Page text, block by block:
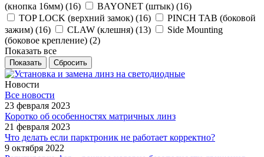
(кнопка 16мм) (16) BAYONET (штык) (16)
TOP LOCK (верхний замок) (16)
PINCH TAB (боковой
зажим) (16) CLAW (клешня) (13)
Side Mounting
(боковое крепление) (2)
Показать все
Сбросить
Новости
Все новости
23 февраля 2023
Коротко об особенностях матричных линз
21 февраля 2023
Что делать если парктроник не работает корректно?
9 октября 2022